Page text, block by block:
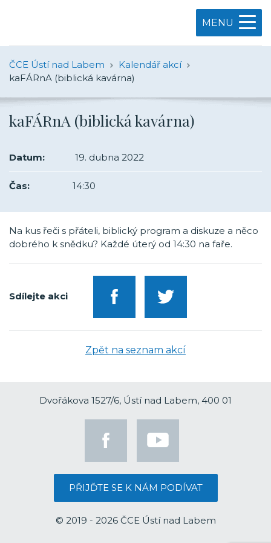
MENU
ČCE Ústí nad Labem
Kalendář akcí
kaFÁRnA (biblická kavárna)
kaFÁRnA (biblická kavárna)
Datum: 19. dubna 2022
Čas: 14:30
Na kus řeči s přáteli, biblický program a diskuze a něco
dobrého k snědku? Každé úterý od 14:30 na faře.
Sdílejte akci
Zpět na seznam akcí
Dvořákova 1527/6, Ústí nad Labem, 400 01
PŘIJĎTE SE K NÁM PODÍVAT
© 2019 - 2026 ČCE Ústí nad Labem